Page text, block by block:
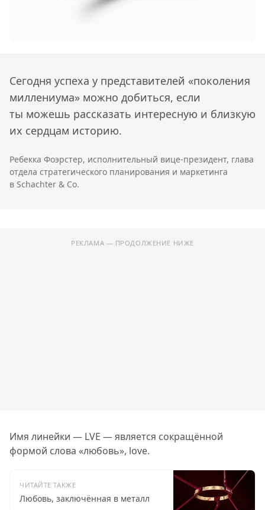
Сегодня успеха у представителей «поколения
миллениума» можно добиться, если
ты можешь рассказать интересную и близкую
их сердцам историю.
Ребекка Фоэрстер, исполнительный вице-президент, глава
отдела стратегического планирования и маркетинга
в Schachter & Co.
РЕКЛАМА — ПРОДОЛЖЕНИЕ НИЖЕ
Имя линейки — LVE — является сокращённой
формой слова «любовь», love.
ЧИТАЙТЕ ТАКЖЕ
Любовь, заключённая в металл